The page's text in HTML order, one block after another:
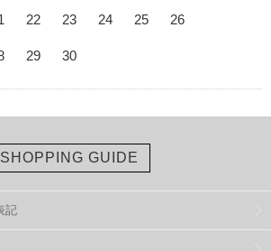
22 23 24 25 26
29 30
SHOPPING GUIDE
記